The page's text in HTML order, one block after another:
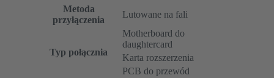
Metoda
przyłączenia
Lutowane na fali
Typ połącznia
Motherboard do
daughtercard
Karta rozszerzenia
PCB do przewód